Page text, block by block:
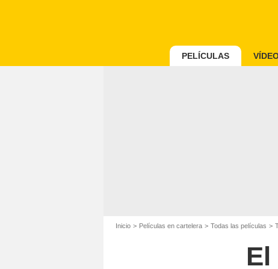
PELÍCULAS
Inicio Películas en cartelera Todas las películas